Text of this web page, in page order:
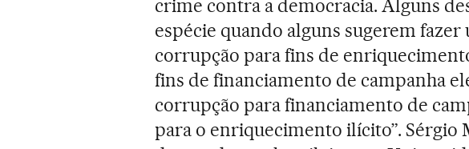
crime contra a democracia. Alguns
espécie quando alguns sugerem
corrupção para fins de
fins de financiamento de campanha
corrupção para financiamento de
para o enriquecimento ilícito”. Sérgio